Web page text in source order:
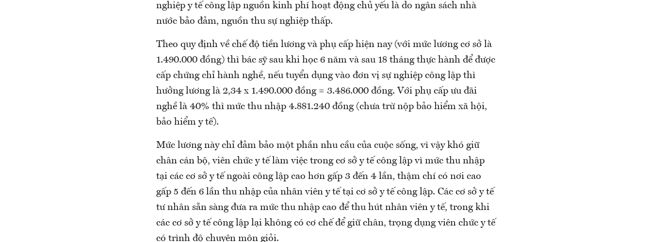
nghiệp y tế công lập nguồn kinh phí hoạt động chủ yếu là do ngân sách nhà
nước bảo đảm, nguồn thu sự nghiệp thấp.
Theo quy định về chế độ tiền lương và phụ cấp hiện nay (với mức lương cơ sở là
1.490.000 đồng) thì bác sỹ sau khi học 6 năm và sau 18 tháng thực hành để được
cấp chứng chỉ hành nghề, nếu tuyển dụng vào đơn vị sự nghiệp công lập thì
hưởng lương là 2,34 x 1.490.000 đồng = 3.486.000 đồng. Với phụ cấp ưu đãi
nghề là 40% thì mức thu nhập 4.881.240 đồng (chưa trừ nộp bảo hiểm xã hội,
bảo hiểm y tế).
Mức lương này chỉ đảm bảo một phần nhu cầu của cuộc sống, vì vậy khó giữ
chân cán bộ, viên chức y tế làm việc trong cơ sở y tế công lập vì mức thu nhập
tại các cơ sở y tế ngoài công lập cao hơn gấp 3 đến 4 lần, thậm chí có nơi cao
gấp 5 đến 6 lần thu nhập của nhân viên y tế tại cơ sở y tế công lập. Các cơ sở y tế
tư nhân sẵn sàng đưa ra mức thu nhập cao để thu hút nhân viên y tế, trong khi
các cơ sở y tế công lập lại không có cơ chế để giữ chân, trọng dụng viên chức y tế
có trình độ chuyên môn giỏi.